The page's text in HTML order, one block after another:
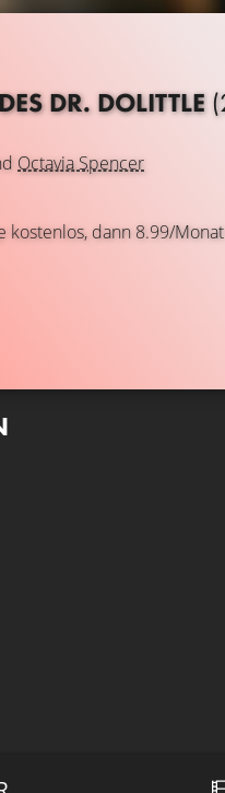
DR. DOLITTLE
Octavia Spencer
kostenlos, dann 8.99/